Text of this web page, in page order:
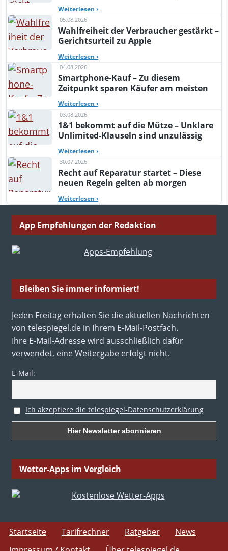
Weiterlesen ›
05.08.2026
Wahlfreiheit der Verbraucher gestärkt –
Gerichtsurteil zu Apple
Weiterlesen ›
04.08.2026
Smartphone-Kauf – Zu diesem
Zeitpunkt sparen Käufer am meisten
Weiterlesen ›
03.08.2026
1&1 bekommt auf die Mütze – Unklare
Unlimited-Klauseln sind unzulässig
Weiterlesen ›
30.07.2026
Recht auf Reparatur startet – Diese
neuen Regeln gelten ab morgen
Weiterlesen ›
App Empfehlungen der Redaktion
Bleiben Sie immer informiert!
Jeden Freitag erhalten Sie die aktuellen Nachrichten
von telespiegel.de in Ihrem E-Mail-Postfach.
Ihre E-Mail-Adresse wird ausschließlich dafür
verwendet, eine Weitergabe erfolgt nicht.
E-Mail:
Ich akzeptiere die telespiegel-Datenschutzerklärung
Wetter-Apps im Vergleich
Startseite Tarifrechner Ratgeber
News